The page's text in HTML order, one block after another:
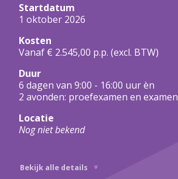
Startdatum
1 oktober 2026
Kosten
Vanaf € 2.545,00 p.p. (excl. BTW)
Duur
6 dagen van 9:00 - 16:00 uur èn
2 avonden: proefexamen en examen
Locatie
Nog niet bekend
Bekijk alle details